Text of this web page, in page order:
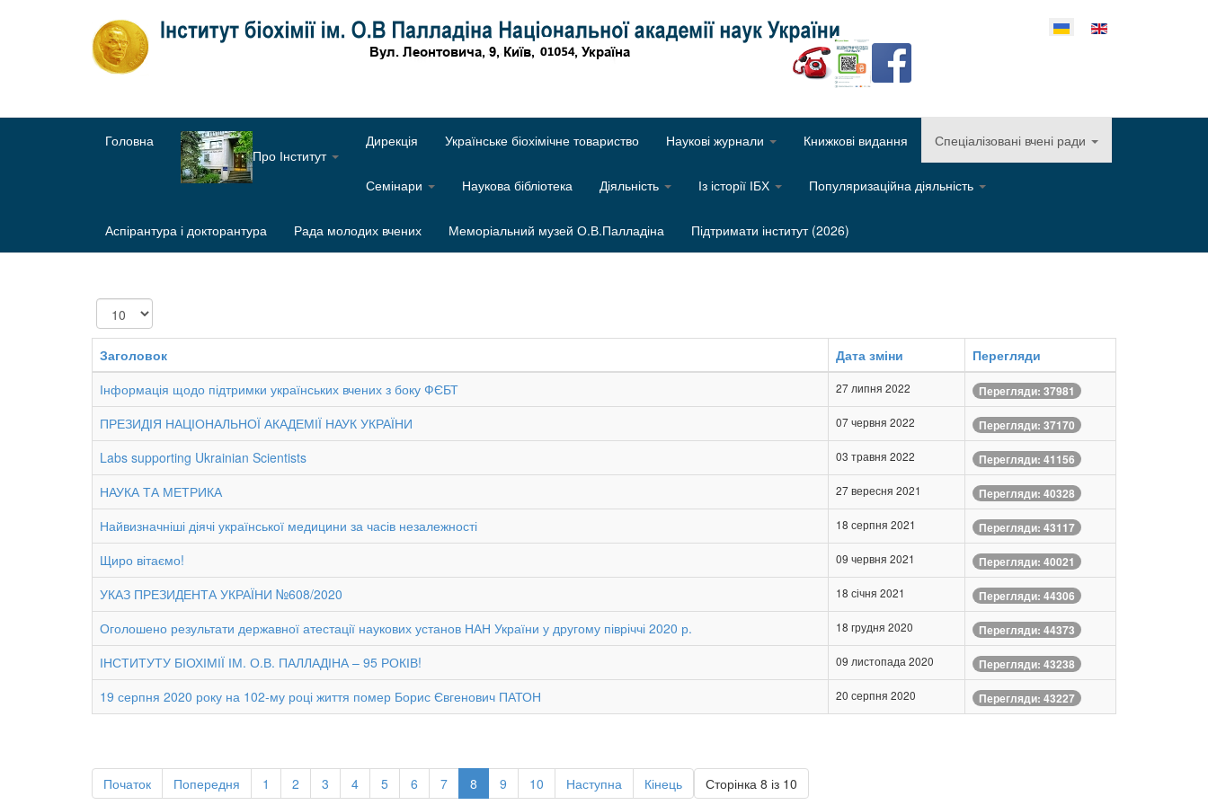
Оберіть свою мову
Головна
Про Інститут
Дирекція Українське біохімічне товариство Наукові журнали Книжкові видання Спеціалізовані вчені ради
Семінари Наукова бібліотека Діяльність Із історії ІБХ Популяризаційна діяльність
Аспірантура і докторантура Рада молодих вчених Меморіальний музей О.В.Палладіна Підтримати інститут (2026)
Показувати
Заголовок Дата зміни
Перегляди
Інформація щодо підтримки українських вчених з боку ФЄБТ
27 липня 2022 Перегляди: 37981
ПРЕЗИДІЯ НАЦІОНАЛЬНОЇ АКАДЕМІЇ НАУК УКРАЇНИ 07 червня 2022 Перегляди: 37170
Labs supporting Ukrainian Scientists 03 травня 2022 Перегляди: 41156
НАУКА ТА МЕТРИКА 27 вересня 2021 Перегляди: 40328
Найвизначніші діячі української медицини за часів незалежності 18 серпня 2021 Перегляди: 43117
Щиро вітаємо! 09 червня 2021 Перегляди: 40021
УКАЗ ПРЕЗИДЕНТА УКРАЇНИ №608/2020 18 січня 2021 Перегляди: 44306
Оголошено результати державної атестації наукових установ НАН України у другому півріччі 2020 р. 18 грудня 2020 Перегляди: 44373
ІНСТИТУТУ БІОХІМІЇ ІМ. О.В. ПАЛЛАДІНА – 95 РОКІВ! 09 листопада 2020 Перегляди: 43238
19 серпня 2020 року на 102-му році життя помер Борис Євгенович ПАТОН 20 серпня 2020 Перегляди: 43227
Сторінка 8 із 10
Початок Попередня 1 2 3 4 5 6 7 8 9 10 Наступна Кінець